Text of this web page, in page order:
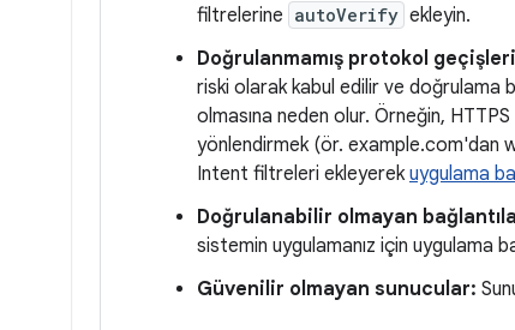
filtrelerine autoVerify ekleyin.
Doğrulanmamış protokol
riski olarak kabul edilir ve doğrulama
olmasına neden olur. Örneğin,
yönlendirmek (ör. example.com'dan
Intent filtreleri ekleyerek uygulama
Doğrulanabilir olmayan
sistemin uygulamanız için uygulama
Güvenilir olmayan sunucular: